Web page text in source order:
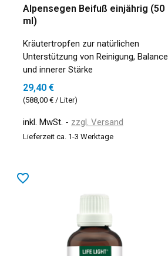
Alpensegen Beifuß einjährig (50
ml)
Kräutertropfen zur natürlichen
Unterstützung von Reinigung, Balance
und innerer Stärke
29,40 €
(588,00 € / Liter)
inkl. MwSt. zzgl. Versand
Lieferzeit ca. 1-3 Werktage
favorite_border